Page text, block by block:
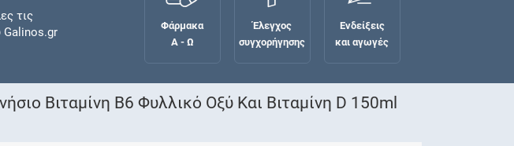
τις
Galinos.gr
Φάρμακα
Α - Ω
Έλεγχος
συγχορήγησης
Ενδείξεις
και αγωγές
Βιταμίνη Β6 Φυλλικό Οξύ Και Βιταμίνη D 150ml